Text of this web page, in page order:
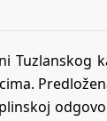
Tuzlanskog